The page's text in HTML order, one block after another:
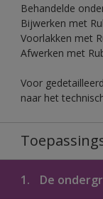
Behandelde
Bijwerken met
Voorlakken met
Afwerken met
Voor
naar het
1. De